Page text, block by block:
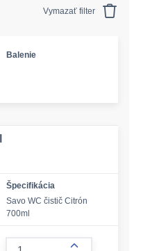
Vymazať filter
Balenie
Špecifikácia
Savo WC čistič Citrón
700ml